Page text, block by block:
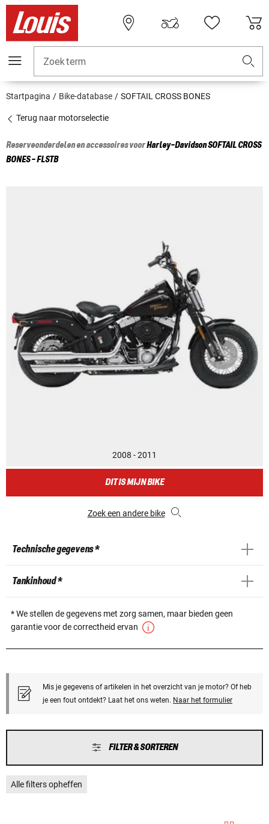
Zoekterm
Startpagina Bike-database SOFTAIL CROSS BONES
Terug naar motorselectie
Reserveonderdelen en accessoires voorHarley-DavidsonSOFTAIL CROSS
BONES - FLSTB
2008 - 2011
DIT IS MIJN BIKE
Zoek een andere bike
Technische gegevens *
Tankinhoud *
* We stellen de gegevens met zorg samen, maar bieden geen
garantie voor de correctheid ervan
Mis je gegevens of artikelen in het overzicht van je motor? Of heb
je een fout ontdekt? Laat het ons weten. Naar het formulier
FILTER & SORTEREN
Alle filters opheffen